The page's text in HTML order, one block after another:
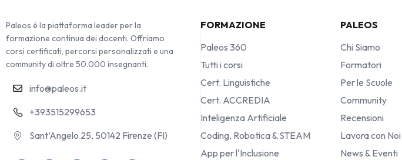
Paleos è la piattaforma leader per la
formazione continua dei docenti. Offriamo
corsi certificati, percorsi personalizzati e una
community di oltre 50.000 insegnanti.
info@paleos.it
+393515299653
Sant’Angelo 25, 50142 Firenze (FI)
FORMAZIONE
Paleos 360
Tutti i corsi
Cert. Linguistiche
Cert. ACCREDIA
Inteligenza Artificiale
Coding, Robotica & STEAM
App per l'Inclusione
PALEOS
Chi Siamo
Formatori
Per le Scuole
Community
Recensioni
Lavora con Noi
News & Eventi